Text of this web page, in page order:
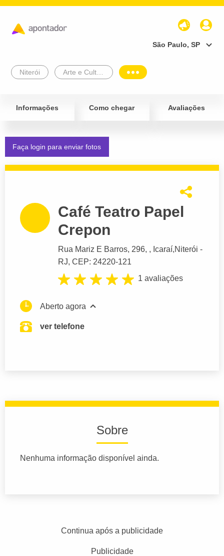
São Paulo, SP
Niterói
Informações Como chegar Avaliações
Faça login para enviar fotos
Café Teatro Papel
Crepon
Rua Mariz E Barros, 296, , Icaraí,Niterói -
RJ, CEP: 24220-121
1 avaliações
Aberto agora
ver telefone
Sobre
Nenhuma informação disponível ainda.
Continua após a publicidade
Publicidade